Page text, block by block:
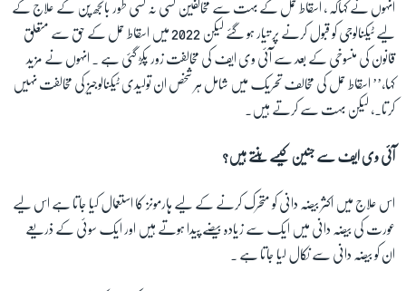
انہوں نے کہاکہ ، اسقاط حمل کے بہت سے مخالفین کسی نہ کسی طور بانجھ پن کے علاج کے
لیے ٹیکنالوجی کو قبول کرنے پر تیار ہو گئے لیکن 2022 میں اسقاط حمل کے حق سے متعلق
قانون کی منسوخی کے بعد سے آئی وی ایف کی مخالفت زور پکڑ گئی ہے ۔ انہوں نے مزید
کہا،’’ اسقاط حمل کی مخالف تحریک میں شامل ہر شخص ان تولیدی ٹیکنالوجیز کی مخالفت نہیں
کرتا۔، لیکن بہت سے کرتے ہیں۔
آئی وی ایف سے جنین کیسے بنتے ہیں؟
اس علاج میں اکثر بیضہ دانی کو متحرک کرنے کے لیے ہارمونز کا استعمال کیا جاتا ہے اس لیے
عورت کی بیضہ دانی میں ایک سے زیادہ بیضے پیدا ہوتے ہیں اور ایک سوئی کے ذریعے
ان کو بیضہ دانی سے نکال لیا جاتا ہے ۔